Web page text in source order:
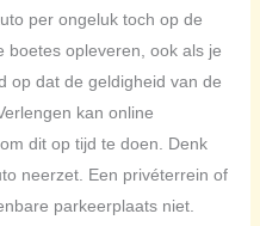
per ongeluk toch op de
boetes opleveren, ook als je
op dat de geldigheid van de
kan online
dit op tijd te doen. Denk
neerzet. Een privéterrein of
parkeerplaats niet.